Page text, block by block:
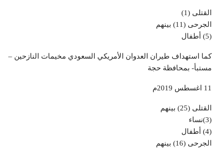
القتلى (1)
الجرحى (11) بينهم
(5) أطفال
كما استهداف طيران العدوان الأمريكي السعودي مخيمات النازحين –
مستبأ- بمحافظة حجة
11 اغسطس 2019م
القتلى (25) بينهم
(3)نساء
(4) أطفال
الجرحى (16) بينهم